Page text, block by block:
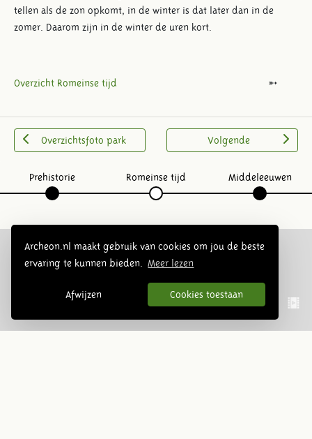
Archeon.nl maakt gebruik van cookies om jou de beste
ervaring te kunnen bieden.
Meer lezen
Afwijzen Cookies toestaan
tellen als de zon opkomt, in de winter is dat later dan in de
zomer. Daarom zijn in de winter de uren kort.
Overzicht Romeinse tijd
Overzichtsfoto park Volgende
Prehistorie Romeinse tijd Middeleeuwen